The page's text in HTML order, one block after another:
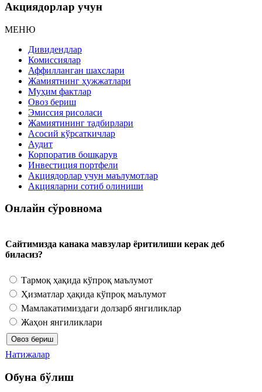
Акциядорлар учун
МЕНЮ
Дивидендлар
Комиссиялар
Аффилланган шахслари
Жамиятнинг ҳужжатлари
Муҳим фактлар
Овоз бериш
Эмиссия рисоласи
Жамиятининг тадбирлари
Асосий кўрсаткичлар
Аудит
Корпоратив бошқарув
Инвестиция портфели
Акциядорлар учун маълумотлар
Акцияларни сотиб олиниши
Онлайн сўровнома
Сайтимизда канака мавзулар ёритилиши керак деб
биласиз?
Тармоқ ҳақида кўпроқ маълумот
Ҳизматлар ҳақида кўпроқ маълумот
Мамлакатимиздаги долзарб янгиликлар
Жаҳон янгиликлари
Натижалар
Обуна бўлиш